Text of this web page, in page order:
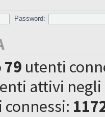
Password:
79 utenti
attivi